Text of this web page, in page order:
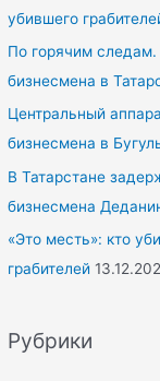
убившего
По горячим
бизнесмена в
Центральный
бизнесмена в
В Татарстане
бизнесмена
«Это месть»: кто
грабителей
Рубрики